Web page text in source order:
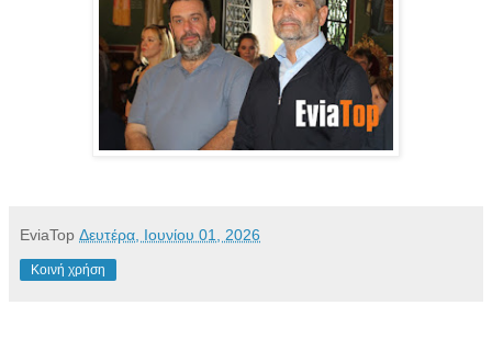
EviaTop Δευτέρα, Ιουνίου 01, 2026
Κοινή χρήση